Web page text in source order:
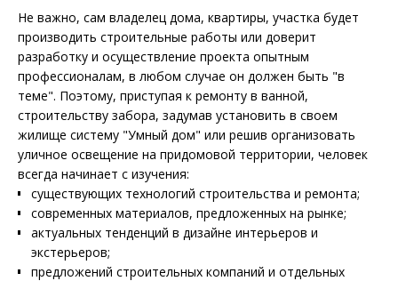
Не важно, сам владелец дома, квартиры, участка будет
производить строительные работы или доверит
разработку и осуществление проекта опытным
профессионалам, в любом случае он должен быть "в
теме". Поэтому, приступая к ремонту в ванной,
строительству забора, задумав установить в своем
жилище систему "Умный дом" или решив организовать
уличное освещение на придомовой территории, человек
всегда начинает с изучения:
существующих технологий строительства и ремонта;
современных материалов, предложенных на рынке;
актуальных тенденций в дизайне интерьеров и
экстерьеров;
предложений строительных компаний и отдельных